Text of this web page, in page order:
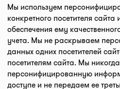
Мы используем
конкретного посетителя
обеспечения ему
учета. Мы не раскрываем
данных одних посетителей
посетителям сайта. Мы
персонифицированную
доступе и не передаем ее